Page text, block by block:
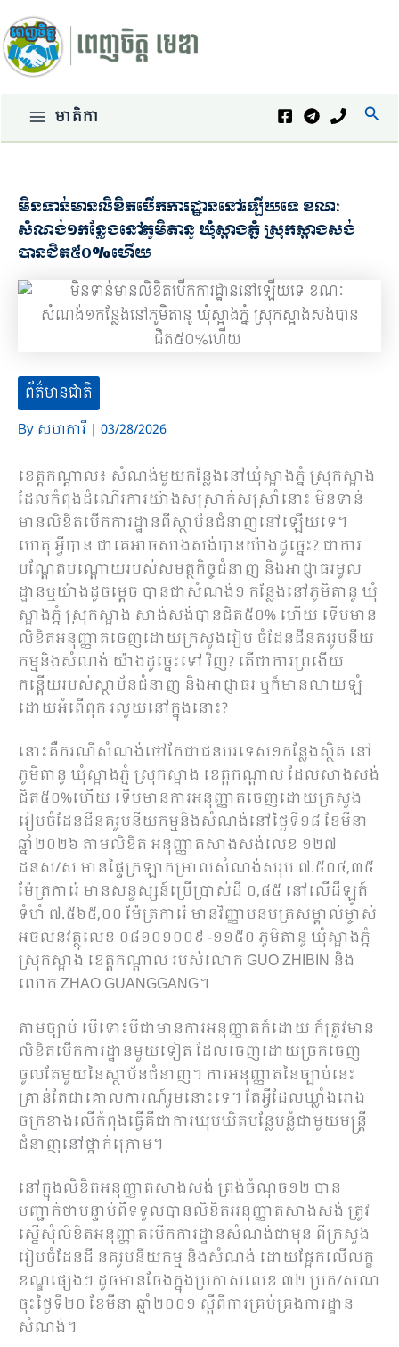
to
content
Mainមាតិកា
មិនទាន់មានលិខិតបើកការដ្ឋាននៅឡើយទេ ខណៈ
សំណង់១កន្លែងនៅភូមិតានូ ឃុំស្អាងភ្នំ ស្រុកស្អាងសង់
បានជិត៥០%ហើយ
ព័ត៌មានជាតិ
By សហការី | 03/28/2026
ខេត្តកណ្តាល៖ សំណង់មួយកន្លែងនៅឃុំស្អាងភ្នំ ស្រុកស្អាង
ដែលកំពុងដំណើរការយ៉ាងសស្រាក់សស្រាំនោះ មិនទាន់
មានលិខិតបើកការដ្ឋានពីស្ថាប័នជំនាញនៅឡើយទេ។
ហេតុ អ្វីបាន ជាគេអាចសាងសង់បានយ៉ាងដូច្នេះ? ជាការ
បណ្ដែតបណ្ដោយរបស់សមត្ថកិច្ចជំនាញ និងអាជ្ញាធរមូល
ដ្ឋានឬយ៉ាងដូចម្ដេច បានជាសំណង់១ កន្លែងនៅភូមិតានូ ឃុំ
ស្អាងភ្នំ ស្រុកស្អាង សាង់សង់បានជិត៥០% ហើយ ទើបមាន
លិខិតអនុញ្ញាតចេញដោយក្រសួងរៀប ចំដែនដីនគររូបនីយ
កម្មនិងសំណង់ យ៉ាងដូច្នេះទៅ វិញ? តើជាការព្រងើយ
កន្តើយរបស់ស្ថាប័នជំនាញ និងអាជ្ញាធរ ឬក៏មានលាយឡំ
ដោយអំពើពុក រលួយនៅក្នុងនោះ?
នោះគឺករណីសំណង់ថៅកែជាជនបរទេស១កន្លែងស្ថិត នៅ
ភូមិតានូ ឃុំស្អាងភ្នំ ស្រុកស្អាង ខេត្តកណ្ដាល ដែលសាងសង់
ជិត៥០%ហើយ ទើបមានការអនុញ្ញាតចេញដោយក្រសួង
រៀបចំដែនដីនគរូបនីយកម្មនិងសំណង់នៅថ្ងៃទី១៨ ខែមីនា
ឆ្នាំ២០២៦ តាមលិខិត អនុញ្ញាតសាងសង់លេខ ១២៧
ដនស/ស មានផ្ទៃក្រឡាកម្រាលសំណង់សរុប ៧.៥០៤,៣៥
ម៉ែត្រការ៉េ មានសន្ទស្សន៍ប្រើប្រាស់ដី ០,៨៥ នៅលើដីឡូត៍
ទំហំ ៧.៥៦៥,០០ ម៉ែត្រការ៉េ មានវិញ្ញាបនបត្រសម្គាល់ម្ចាស់
អចលនវត្ថុលេខ ០៨១០១០០៩ -១១៥០ ភូមិតានូ ឃុំស្អាងភ្នំ
ស្រុកស្អាង ខេត្តកណ្តាល របស់លោក GUO ZHIBIN និង
លោក ZHAO GUANGGANG។
តាមច្បាប់ បើទោះបីជាមានការអនុញ្ញាតក៏ដោយ ក៏ត្រូវមាន
លិខិតបើកការដ្ឋានមួយទៀត ដែលចេញដោយច្រកចេញ
ចូលតែមួយនៃស្ថាប័នជំនាញ។ ការអនុញ្ញាតនៃច្បាប់នេះ
គ្រាន់តែជាគោលការណ៍រួមនោះទេ។ តែអ្វីដែលឃ្លាំងរោង
ចក្រខាងលើកំពុងធ្វើគឺជាការឃុបឃិតបន្លែបន្លំជាមួយមន្ត្រី
ជំនាញនៅថ្នាក់ក្រោម។
នៅក្នុងលិខិតអនុញ្ញាតសាងសង់ ត្រង់ចំណុច១២ បាន
បញ្ជាក់ថាបន្ទាប់ពីទទួលបានលិខិតអនុញ្ញាតសាងសង់ ត្រូវ
ស្នើសុំលិខិតអនុញ្ញាតបើកការដ្ឋានសំណង់ជាមុន ពីក្រសួង
រៀបចំដែនដី នគរូបនីយកម្ម និងសំណង់ ដោយផ្អែកលើលក្ខ
ខណ្ឌផ្សេងៗ ដូចមានចែងក្នុងប្រកាសលេខ ៣២ ប្រក/សណ
ចុះថ្ងៃទី២០ ខែមីនា ឆ្នាំ២០០១ ស្តីពីការគ្រប់គ្រងការដ្ឋាន
សំណង់។